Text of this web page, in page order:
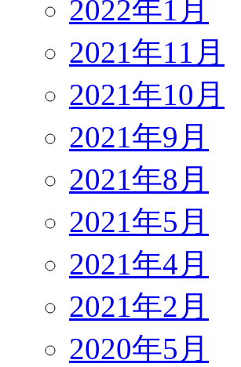
2022年1月
2021年11月
2021年10月
2021年9月
2021年8月
2021年5月
2021年4月
2021年2月
2020年5月